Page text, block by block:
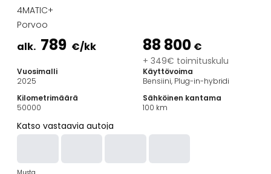
Farmariautot
Kaupunkiautot
Vetoautot
Hyötyajoneuvot
Huutokauppa-autot
Edulliset autot
Automerkit
BMW
4MATIC+
Porvoo
alk. 789 €/kk 88 800 €
+ 349€ toimituskulu
Vuosimalli
2025
Käyttövoima
Bensiini, Plug-in-hybridi
Kilometrimäärä
50000
Sähköinen kantama
100 km
Katso vastaavia autoja